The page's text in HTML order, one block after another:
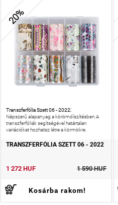
20%
Transzferfólia Szett 06 - 2022:
Népszerű alapanyag a körömdíszítésben.A
transzferfóliák segítségével határtalan
variációkat hozhatsz létre a körmökre.
TRANSZFERFÓLIA SZETT 06 - 2022
1 272 HUF 1 590 HUF
Kosárba rakom!